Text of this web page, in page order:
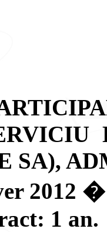
SA),
2012
1 an.